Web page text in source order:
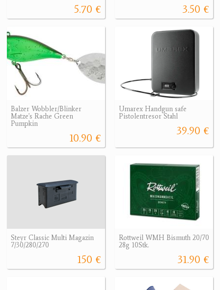
5.70 € 3.50 €
Balzer Wobbler/Blinker
Matze's Rache Green
Pumpkin
10.90 €
Umarex Handgun safe
Pistolentresor Stahl
39.90 €
Steyr Classic Multi Magazin
7/30/280/270
150 €
Rottweil WMH Bismuth 20/70
28g 10Stk.
31.90 €